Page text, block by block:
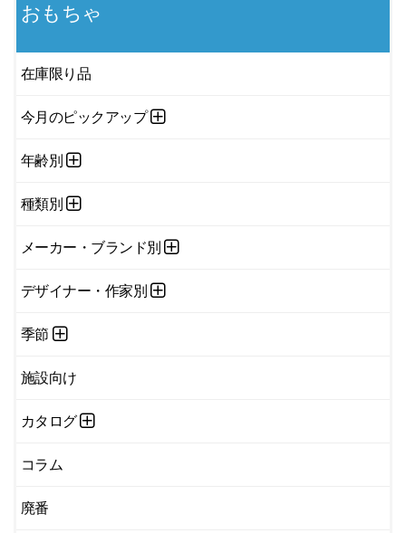
おもちゃ
在庫限り品
今月のピックアップ
年齢別
種類別
メーカー・ブランド別
デザイナー・作家別
季節
施設向け
カタログ
コラム
廃番